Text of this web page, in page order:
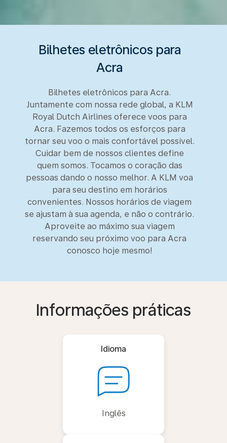
Bilhetes eletrônicos para
Acra
Bilhetes eletrônicos para Acra.
Juntamente com nossa rede global, a KLM
Royal Dutch Airlines oferece voos para
Acra. Fazemos todos os esforços para
tornar seu voo o mais confortável possível.
Cuidar bem de nossos clientes define
quem somos. Tocamos o coração das
pessoas dando o nosso melhor. A KLM voa
para seu destino em horários
convenientes. Nossos horários de viagem
se ajustam à sua agenda, e não o contrário.
Aproveite ao máximo sua viagem
reservando seu próximo voo para Acra
conosco hoje mesmo!
Informações práticas
Idioma
Inglês